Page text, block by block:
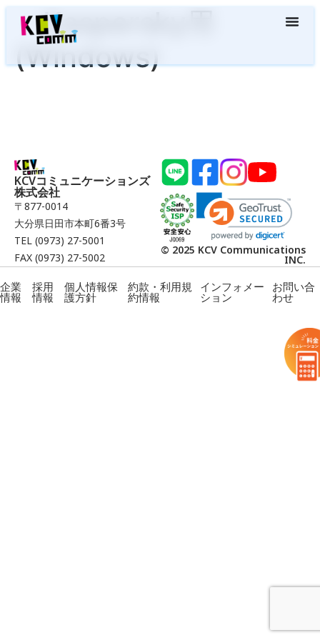
・Kaspersky用
(Windows)
KCVコミュニケーションズ
株式会社
〒877-0014
大分県日田市本町6番3号
TEL (0973) 27-5001
FAX (0973) 27-5002
© 2025 KCV Communications
INC.
企業
情報
採用
情報
個人情報保
護方針
約款・利用規
約情報
インフォメー
ション
お問い合
わせ